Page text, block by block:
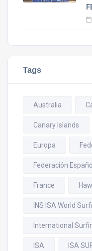
Tags
Australia
Canary Islands
Europa
Federación
France
INS ISA World
International
ISA ISA